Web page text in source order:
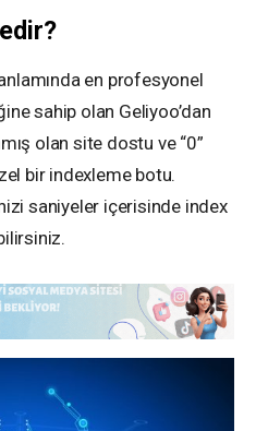
en profesyonel
sahip olan Geliyoo’dan
olan site dostu ve “0”
bir indexleme botu.
saniyeler içerisinde index